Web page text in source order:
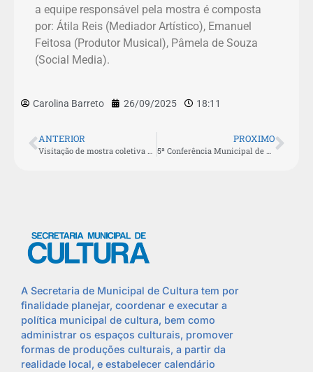
a equipe responsável pela mostra é composta
por: Átila Reis (Mediador Artístico), Emanuel
Feitosa (Produtor Musical), Pâmela de Souza
(Social Media).
Carolina Barreto 26/09/2025 18:11
ANTERIOR PROXIMO
A Secretaria de Municipal de Cultura tem por
finalidade planejar, coordenar e executar a
política municipal de cultura, bem como
administrar os espaços culturais, promover
formas de produções culturais, a partir da
realidade local, e estabelecer calendário